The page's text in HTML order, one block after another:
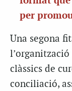
per
Una segona
l’organització
clàssics de
conciliació,